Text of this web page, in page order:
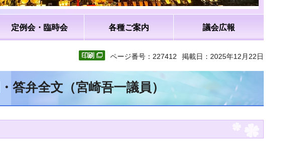
定例会・臨時会 各種ご案内 議会広報
ページ番号：227412 掲載日：2025年12月22日
答弁全文（宮崎吾一議員）